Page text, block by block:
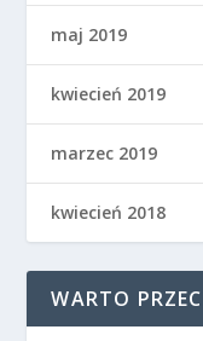
maj 2019
kwiecień 2019
marzec 2019
kwiecień 2018
WARTO